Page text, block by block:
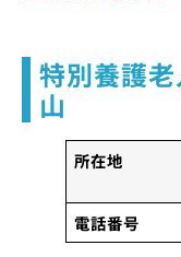
特別養護
山
所在地
電話番号